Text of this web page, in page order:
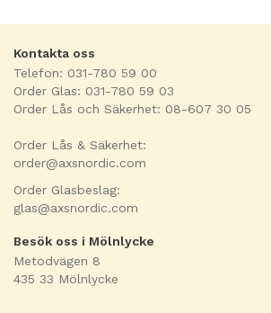
Kontakta oss
Telefon: 031-780 59 00
Order Glas: 031-780 59 03
Order Lås och Säkerhet: 08-607 30 05
Order Lås & Säkerhet:
order@axsnordic.com
Order Glasbeslag:
glas@axsnordic.com
Besök oss i Mölnlycke
Metodvägen 8
435 33 Mölnlycke